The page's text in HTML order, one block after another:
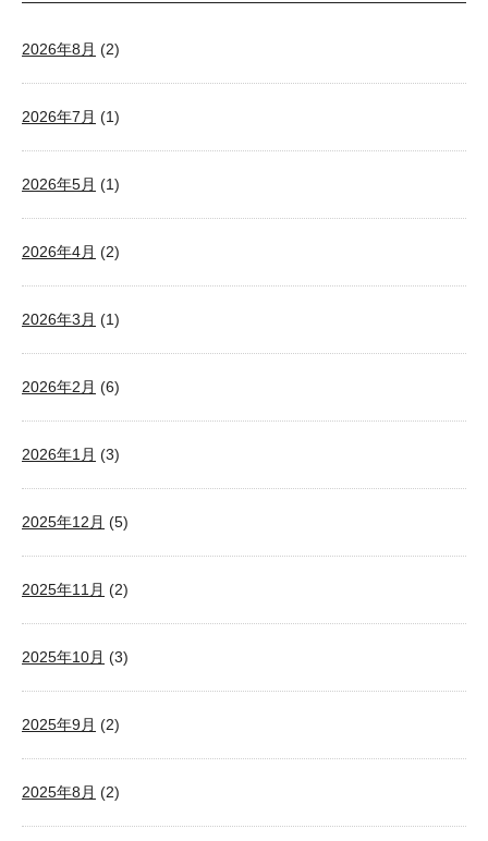
2026年8月 (2)
2026年7月 (1)
2026年5月 (1)
2026年4月 (2)
2026年3月 (1)
2026年2月 (6)
2026年1月 (3)
2025年12月 (5)
2025年11月 (2)
2025年10月 (3)
2025年9月 (2)
2025年8月 (2)